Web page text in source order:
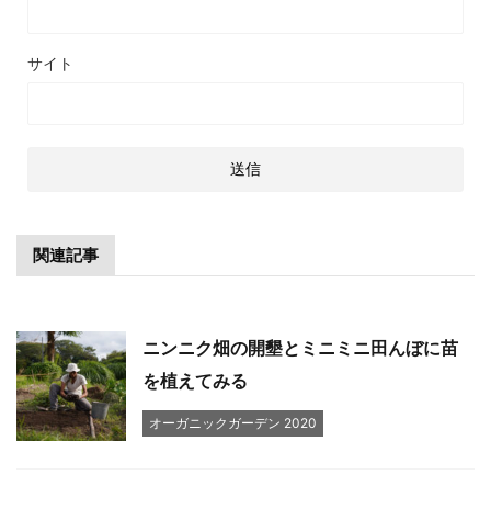
サイト
関連記事
ニンニク畑の開墾とミニミニ田んぼに苗
を植えてみる
オーガニックガーデン 2020